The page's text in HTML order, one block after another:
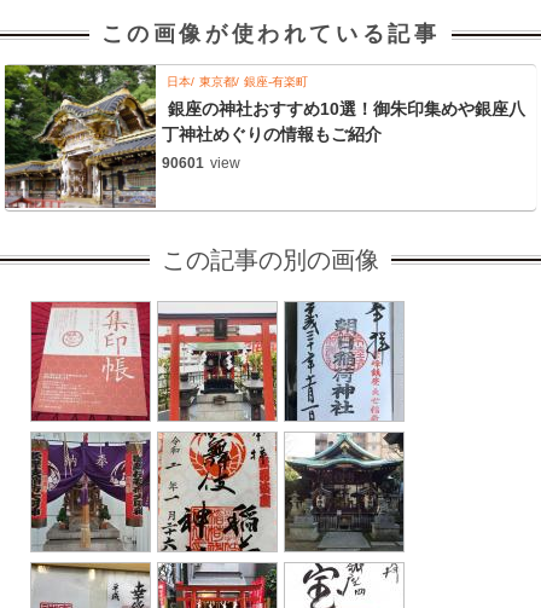
この画像が使われている記事
日本 東京都 銀座-有楽町
銀座の神社おすすめ10選！御朱印集めや銀座八
丁神社めぐりの情報もご紹介
90601 view
この記事の別の画像